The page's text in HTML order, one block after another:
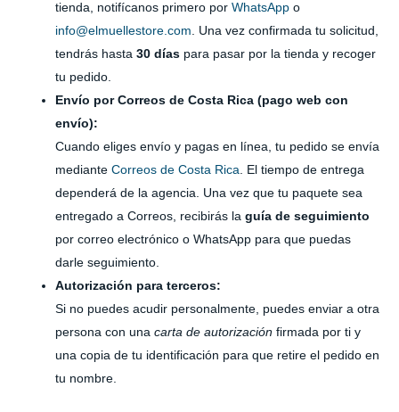
tienda, notifícanos primero por WhatsApp o
info@elmuellestore.com. Una vez confirmada tu solicitud,
tendrás hasta 30 días para pasar por la tienda y recoger
tu pedido.
Envío por Correos de Costa Rica (pago web con
envío):
Cuando eliges envío y pagas en línea, tu pedido se envía
mediante Correos de Costa Rica. El tiempo de entrega
dependerá de la agencia. Una vez que tu paquete sea
entregado a Correos, recibirás la guía de seguimiento
por correo electrónico o WhatsApp para que puedas
darle seguimiento.
Autorización para terceros:
Si no puedes acudir personalmente, puedes enviar a otra
persona con una carta de autorización firmada por ti y
una copia de tu identificación para que retire el pedido en
tu nombre.